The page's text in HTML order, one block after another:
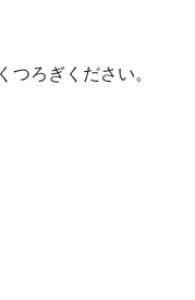
ろぎください。